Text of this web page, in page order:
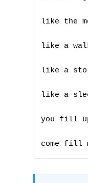
like the
like a
like a
like a
you fill up
come fill